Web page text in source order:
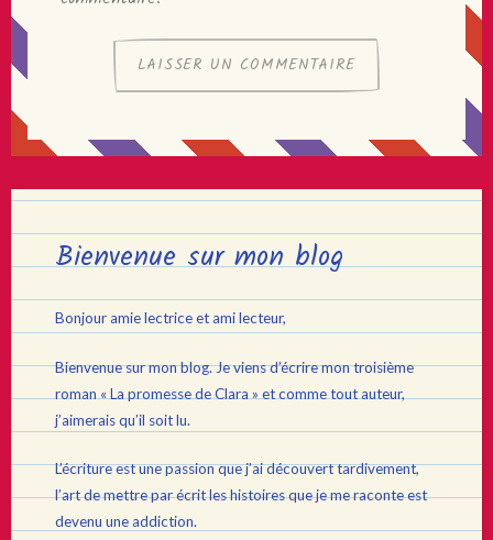
Bienvenue sur mon blog
Bonjour amie lectrice et ami lecteur,
Bienvenue sur mon blog. Je viens d’écrire mon troisième
roman « La promesse de Clara » et comme tout auteur,
j’aimerais qu’il soit lu.
L’écriture est une passion que j’ai découvert tardivement,
l’art de mettre par écrit les histoires que je me raconte est
devenu une addiction.